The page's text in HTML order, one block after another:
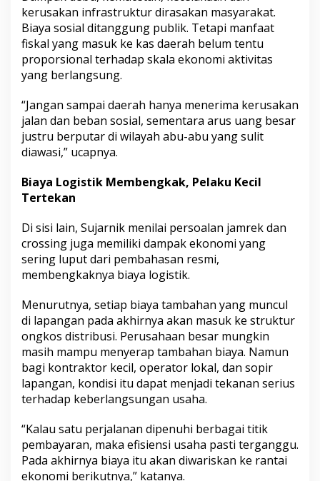
kerusakan infrastruktur dirasakan masyarakat.
Biaya sosial ditanggung publik. Tetapi manfaat
fiskal yang masuk ke kas daerah belum tentu
proporsional terhadap skala ekonomi aktivitas
yang berlangsung.
“Jangan sampai daerah hanya menerima kerusakan
jalan dan beban sosial, sementara arus uang besar
justru berputar di wilayah abu-abu yang sulit
diawasi,” ucapnya.
Biaya Logistik Membengkak, Pelaku Kecil
Tertekan
Di sisi lain, Sujarnik menilai persoalan jamrek dan
crossing juga memiliki dampak ekonomi yang
sering luput dari pembahasan resmi,
membengkaknya biaya logistik.
Menurutnya, setiap biaya tambahan yang muncul
di lapangan pada akhirnya akan masuk ke struktur
ongkos distribusi. Perusahaan besar mungkin
masih mampu menyerap tambahan biaya. Namun
bagi kontraktor kecil, operator lokal, dan sopir
lapangan, kondisi itu dapat menjadi tekanan serius
terhadap keberlangsungan usaha.
“Kalau satu perjalanan dipenuhi berbagai titik
pembayaran, maka efisiensi usaha pasti terganggu.
Pada akhirnya biaya itu akan diwariskan ke rantai
ekonomi berikutnya,” katanya.